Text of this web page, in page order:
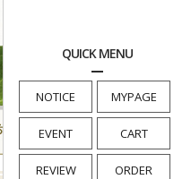
QUICK MENU
NOTICE MYPAGE
EVENT CART
REVIEW ORDER